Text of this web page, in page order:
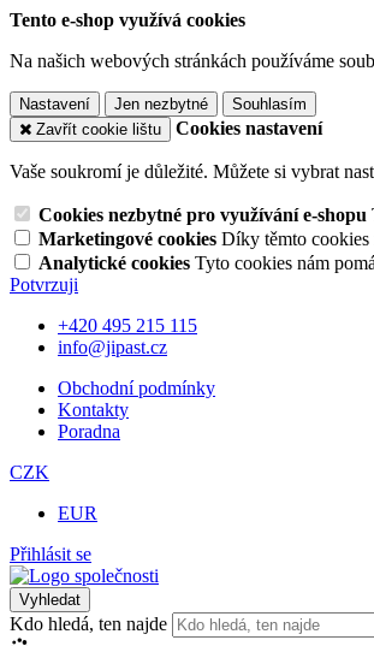
Tento e-shop využívá cookies
Na našich webových stránkách používáme
Nastavení Jen nezbytné
Souhlasím
Zavřít cookie lištu
Cookies nastavení
Vaše soukromí je důležité. Můžete si vybrat
Cookies nezbytné pro využívání e-shopu
Marketingové cookies Díky těmto cookies
Analytické cookies Tyto cookies nám
Potvrzuji
+420 495 215 115
info@jipast.cz
Obchodní podmínky
Kontakty
Poradna
CZK
EUR
Přihlásit se
Vyhledat
Kdo hledá, ten najde